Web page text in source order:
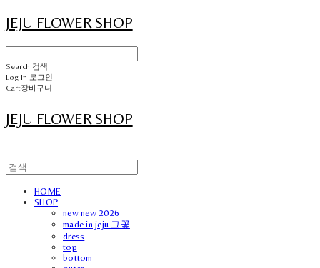
JEJU FLOWER SHOP
Search 검색
Log In 로그인
Cart장바구니
JEJU FLOWER SHOP
HOME
SHOP
new new 2026
made in jeju 그꽃
dress
top
bottom